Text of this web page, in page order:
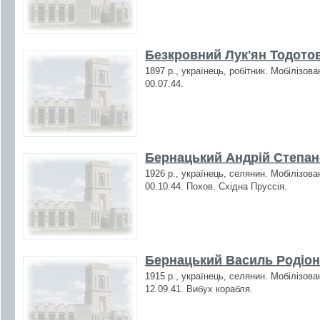
Безкровний Лук'ян
1897 р., українець, робітник.
00.07.44.
Бернацький Андрій
1926 р., українець, селянин.
00.10.44. Похов. Східна Пруссія.
Бернацький Василь
1915 р., українець, селянин.
12.09.41. Вибух корабля.